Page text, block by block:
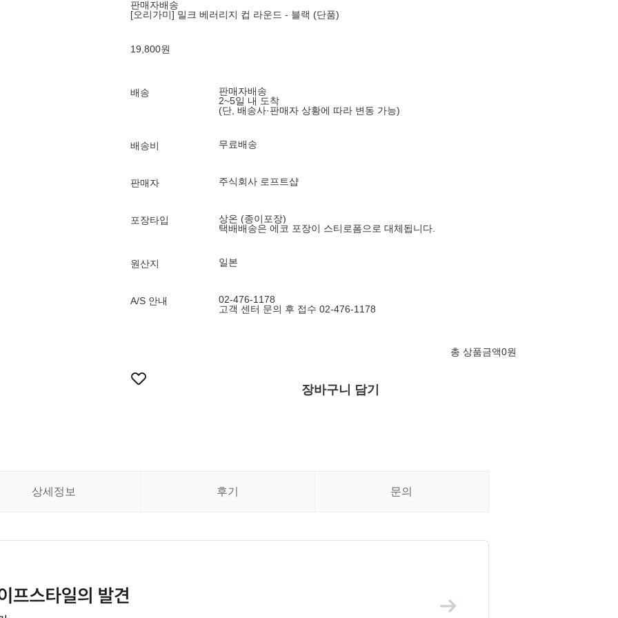
판매자배송
[오리가미] 밀크 베러리지 컵 라운드 - 블랙 (단품)
19,800원
배송
판매자배송
2~5일 내 도착
(단, 배송사·판매자 상황에 따라 변동 가능)
배송비 무료배송
판매자 주식회사 로프트샵
포장타입
상온 (종이포장)
택배배송은 에코 포장이 스티로폼으로 대체됩니다.
원산지 일본
A/S 안내
02-476-1178
고객 센터 문의 후 접수 02-476-1178
총 상품금액0원
장바구니 담기
상세정보 후기 문의